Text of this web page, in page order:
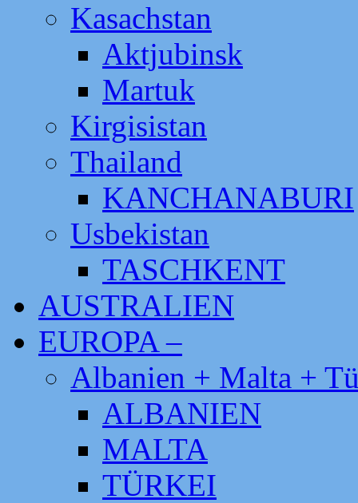
Kasachstan
Aktjubinsk
Martuk
Kirgisistan
Thailand
KANCHANABURI
Usbekistan
TASCHKENT
AUSTRALIEN
EUROPA –
Albanien + Malta +
ALBANIEN
MALTA
TÜRKEI